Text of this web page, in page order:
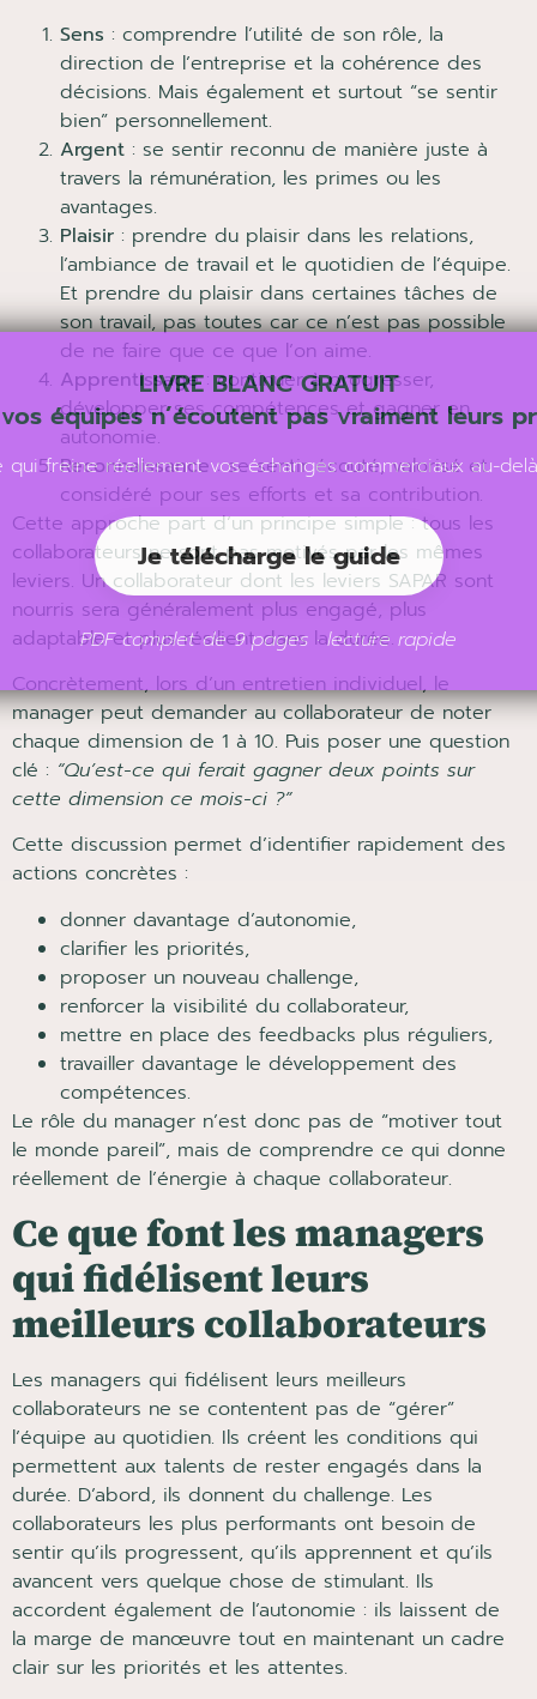
Sens : comprendre l’utilité de son rôle, la
direction de l’entreprise et la cohérence des
décisions. Mais également et surtout “se sentir
bien” personnellement.
Argent : se sentir reconnu de manière juste à
travers la rémunération, les primes ou les
avantages.
Plaisir : prendre du plaisir dans les relations,
l’ambiance de travail et le quotidien de l’équipe.
Et prendre du plaisir dans certaines tâches de
son travail, pas toutes car ce n’est pas possible
de ne faire que ce que l’on aime.
Apprentissage: continuer à progresser,
développer ses compétences et gagner en
autonomie.
Reconnaissance: se sentir écouté, valorisé et
considéré pour ses efforts et sa contribution.
Cette approche part d’un principe simple : tous les
collaborateurs ne sont pas motivés par les mêmes
leviers. Un collaborateur dont les leviers SAPAR sont
nourris sera généralement plus engagé, plus
adaptable et plus résilient dans la durée.
Concrètement, lors d’un entretien individuel, le
manager peut demander au collaborateur de noter
chaque dimension de 1 à 10. Puis poser une question
clé : “Qu’est-ce qui ferait gagner deux points sur
cette dimension ce mois-ci ?”
Cette discussion permet d’identifier rapidement des
actions concrètes :
donner davantage d’autonomie,
clarifier les priorités,
proposer un nouveau challenge,
renforcer la visibilité du collaborateur,
mettre en place des feedbacks plus réguliers,
travailler davantage le développement des
compétences.
Le rôle du manager n’est donc pas de “motiver tout
le monde pareil”, mais de comprendre ce qui donne
réellement de l’énergie à chaque collaborateur.
Ce que font les managers
qui fidélisent leurs
meilleurs collaborateurs
Les managers qui fidélisent leurs meilleurs
collaborateurs ne se contentent pas de “gérer”
l’équipe au quotidien. Ils créent les conditions qui
permettent aux talents de rester engagés dans la
durée. D’abord, ils donnent du challenge. Les
collaborateurs les plus performants ont besoin de
sentir qu’ils progressent, qu’ils apprennent et qu’ils
avancent vers quelque chose de stimulant. Ils
accordent également de l’autonomie : ils laissent de
la marge de manœuvre tout en maintenant un cadre
clair sur les priorités et les attentes.
LIVRE BLANC GRATUIT
équipes n’écoutent pas vraiment leurs
freine réellement vos échanges commerciaux au-
Je télécharge le guide
PDF complet de 9 pages · lecture rapide